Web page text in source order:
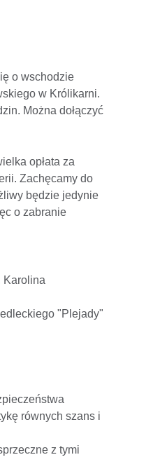
o wschodzie
w Królikarni.
Można dołączyć
opłata za
Zachęcamy do
będzie jedynie
o zabranie
Karolina
"Plejady"
równych szans i
z tymi